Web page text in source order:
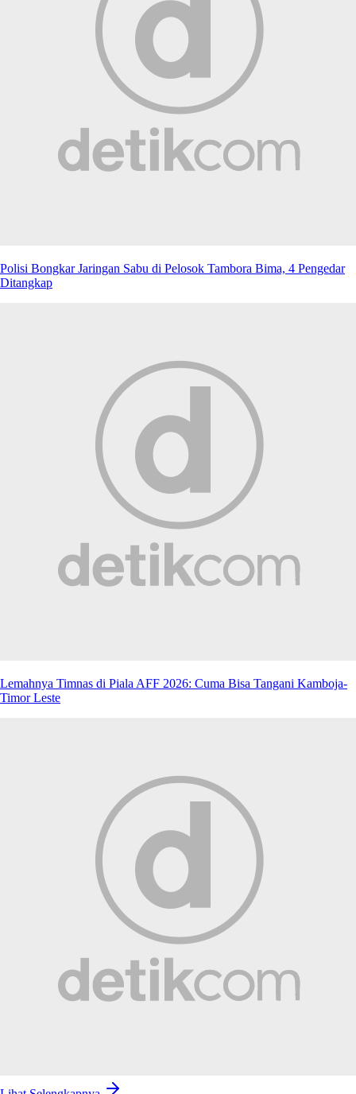
Polisi Bongkar Jaringan Sabu di Pelosok Tambora Bima, 4 Pengedar
Ditangkap
Lemahnya Timnas di Piala AFF 2026: Cuma Bisa Tangani Kamboja-
Timor Leste